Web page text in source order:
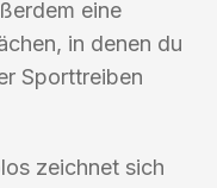
eine
in denen du
Sporttreiben
zeichnet sich